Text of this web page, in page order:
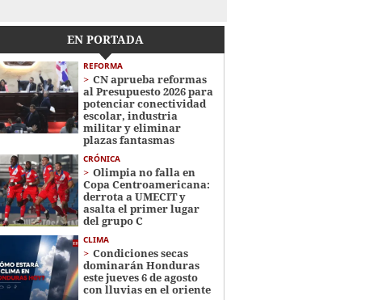
EN PORTADA
REFORMA
CN aprueba reformas
al Presupuesto 2026 para
potenciar conectividad
escolar, industria
militar y eliminar
plazas fantasmas
CRÓNICA
Olimpia no falla en
Copa Centroamericana:
derrota a UMECIT y
asalta el primer lugar
del grupo C
CLIMA
Condiciones secas
dominarán Honduras
este jueves 6 de agosto
con lluvias en el oriente